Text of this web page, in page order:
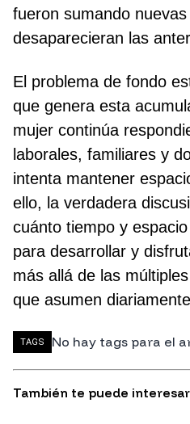
fueron sumando
desaparecieran las
El problema de fondo
que genera esta
mujer continúa
laborales, familiares y
intenta mantener
ello, la verdadera
cuánto tiempo y
para desarrollar y
más allá de las
que asumen
TAGS No hay tags para el
También te puede interesar